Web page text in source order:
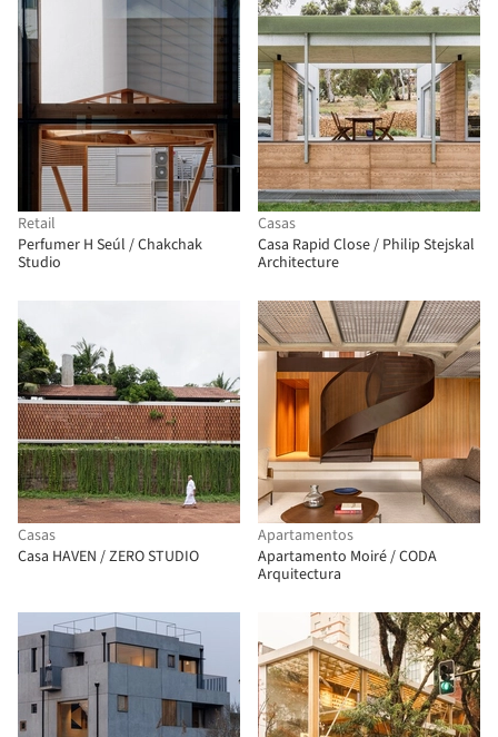
Retail
Perfumer H Seúl / Chakchak
Studio
Casas
Casa Rapid Close / Philip Stejskal
Architecture
Casas
Casa HAVEN / ZERO STUDIO
Apartamentos
Apartamento Moiré / CODA
Arquitectura